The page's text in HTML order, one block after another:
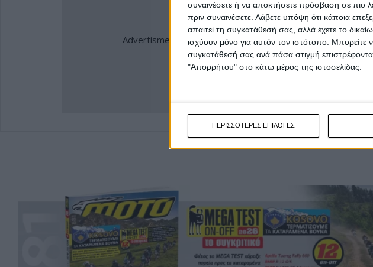
συναινέσετε ή να αποκτήσετε πρόσβαση σε πιο
πριν συναινέσετε. Λάβετε υπόψη ότι κάποια
απαιτεί τη συγκατάθεσή σας, αλλά έχετε το
ισχύουν μόνο για αυτόν τον ιστότοπο. Μπορείτε
συγκατάθεσή σας ανά πάσα στιγμή
"Απορρήτου" στο κάτω μέρος της ιστοσελίδας.
ΠΕΡΙΣΣΟΤΕΡΕΣ ΕΠΙΛΟΓΕΣ